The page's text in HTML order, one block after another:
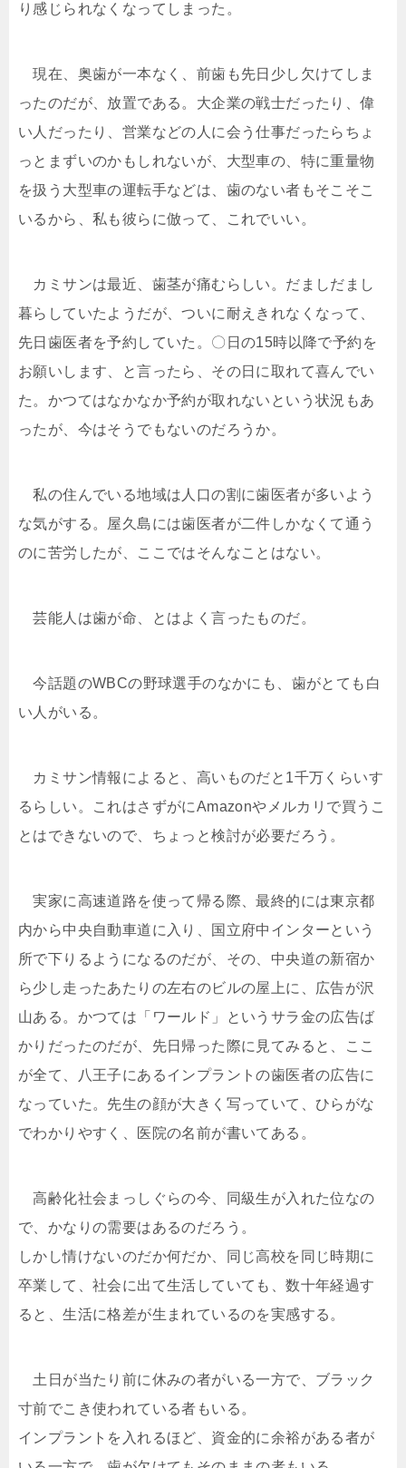
り感じられなくなってしまった。
現在、奥歯が一本なく、前歯も先日少し欠けてしま
ったのだが、放置である。大企業の戦士だったり、偉
い人だったり、営業などの人に会う仕事だったらちょ
っとまずいのかもしれないが、大型車の、特に重量物
を扱う大型車の運転手などは、歯のない者もそこそこ
いるから、私も彼らに倣って、これでいい。
カミサンは最近、歯茎が痛むらしい。だましだまし
暮らしていたようだが、ついに耐えきれなくなって、
先日歯医者を予約していた。〇日の15時以降で予約を
お願いします、と言ったら、その日に取れて喜んでい
た。かつてはなかなか予約が取れないという状況もあ
ったが、今はそうでもないのだろうか。
私の住んでいる地域は人口の割に歯医者が多いよう
な気がする。屋久島には歯医者が二件しかなくて通う
のに苦労したが、ここではそんなことはない。
芸能人は歯が命、とはよく言ったものだ。
今話題のWBCの野球選手のなかにも、歯がとても白
い人がいる。
カミサン情報によると、高いものだと1千万くらいす
るらしい。これはさずがにAmazonやメルカリで買うこ
とはできないので、ちょっと検討が必要だろう。
実家に高速道路を使って帰る際、最終的には東京都
内から中央自動車道に入り、国立府中インターという
所で下りるようになるのだが、その、中央道の新宿か
ら少し走ったあたりの左右のビルの屋上に、広告が沢
山ある。かつては「ワールド」というサラ金の広告ば
かりだったのだが、先日帰った際に見てみると、ここ
が全て、八王子にあるインプラントの歯医者の広告に
なっていた。先生の顔が大きく写っていて、ひらがな
でわかりやすく、医院の名前が書いてある。
高齢化社会まっしぐらの今、同級生が入れた位なの
で、かなりの需要はあるのだろう。
しかし情けないのだか何だか、同じ高校を同じ時期に
卒業して、社会に出て生活していても、数十年経過す
ると、生活に格差が生まれているのを実感する。
土日が当たり前に休みの者がいる一方で、ブラック
寸前でこき使われている者もいる。
インプラントを入れるほど、資金的に余裕がある者が